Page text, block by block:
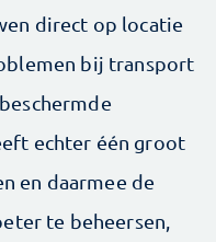
direct op locatie
bij transport
echter één groot
en daarmee de
te beheersen,